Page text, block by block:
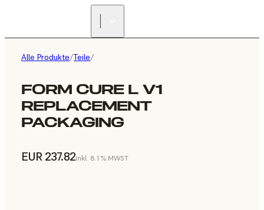
Alle Produkte/Teile/
FORM CURE L V1
REPLACEMENT
PACKAGING
EUR 237.82inkl. 8.1 % MWST